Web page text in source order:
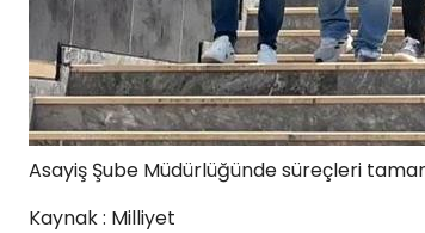
Asayiş Şube Müdürlüğünde süreçleri
Kaynak : Milliyet